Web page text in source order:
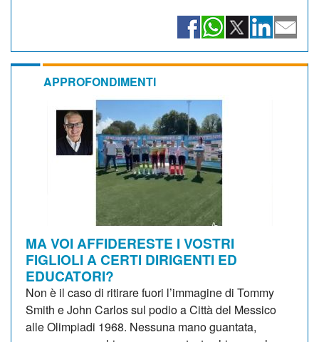
APPROFONDIMENTI
MA VOI AFFIDERESTE I VOSTRI
FIGLIOLI A CERTI DIRIGENTI ED
EDUCATORI?
Non è il caso di ritirare fuori l’immagine di Tommy
Smith e John Carlos sul podio a Città del Messico
alle Olimpiadi 1968. Nessuna mano guantata,